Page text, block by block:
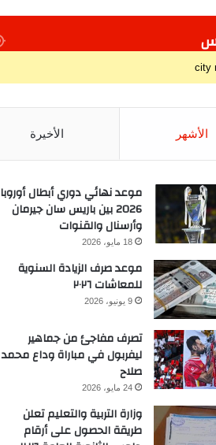
city
الأشهر الأخيرة
موعد نهائي دوري أبطال أوروبا
2026 بين باريس سان جيرمان
وأرسنال والقنوات
18 مايو، 2026
موعد صرف الزيادة السنوية
للمعاشات ٢٠٢٦
9 يونيو، 2026
تصرف مفاجئ من جماهير
ليفربول في مباراة وداع محمد
صلاح
24 مايو، 2026
وزارة التربية والتعليم تعلن
طريقة الحصول على أرقام